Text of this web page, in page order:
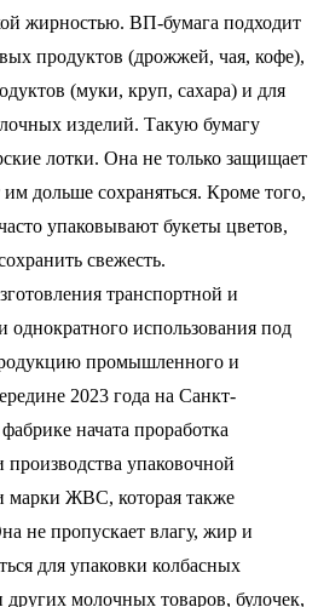
жирностью. ВП-бумага подходит
продуктов (дрожжей, чая, кофе),
(муки, круп, сахара) и для
изделий. Такую бумагу
лотки. Она не только защищает
дольше сохраняться. Кроме того,
упаковывают букеты цветов,
свежесть.
транспортной и
однократного использования под
промышленного и
2023 года на Санкт-
начата проработка
упаковочной
марки ЖВС, которая также
не пропускает влагу, жир и
для упаковки колбасных
других молочных товаров, булочек,